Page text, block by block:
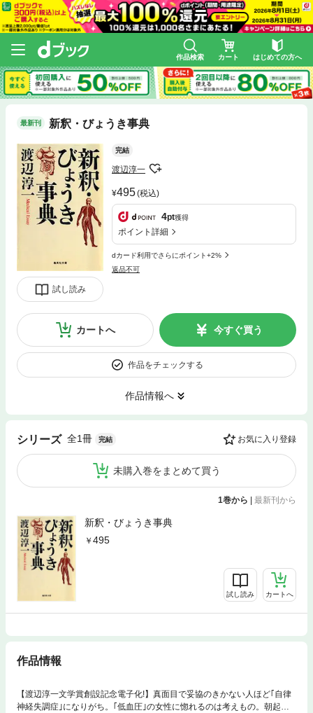
作品検索 カート はじめての方へ
最新刊 新釈・びょうき事典
試し読み
完結
渡辺淳一
495(税込)
4pt獲得
ポイント詳細
dカード利用でさらにポイント+2%
返品不可
カートへ 今すぐ買う
作品をチェックする
作品情報へ
シリーズ 全1冊 完結 お気に入り登録
未購入巻をまとめて買う
1巻から | 最新刊から
新釈・びょうき事典
495
試し読み カートへ
作品情報
【渡辺淳一文学賞創設記念電子化!】真面目で妥協のきかない人ほど｢自律
神経失調症｣になりがち。｢低血圧｣の女性に惚れるのは考えもの。朝起き